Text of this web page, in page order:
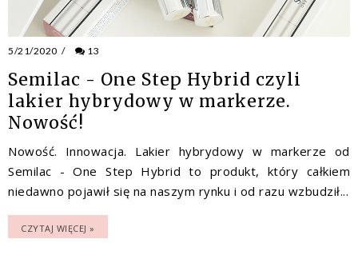
5/21/2020 / 13
Semilac - One Step Hybrid czyli
lakier hybrydowy w markerze.
Nowość!
Nowość. Innowacja. Lakier hybrydowy w markerze od
Semilac - One Step Hybrid to produkt, który całkiem
niedawno pojawił się na naszym rynku i od razu wzbudził...
CZYTAJ WIĘCEJ »